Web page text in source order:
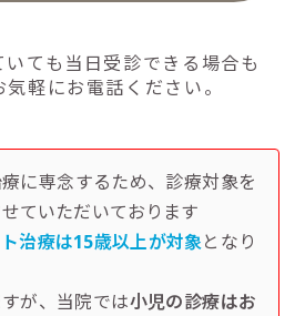
ても当日受診できる場合も
軽にお電話ください。
に専念するため、診療対象を
ていただいております
治療は15歳以上が対象となり
が、当院では小児の診療はお